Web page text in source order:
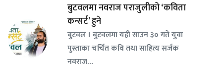
बुटवलमा नवराज पराजुलीको ‘कविता
कन्सर्ट’ हुने
बुटवल । बुटवलमा यही साउन ३० गते युवा
पुस्ताका चर्चित कवि तथा साहित्य सर्जक
नवराज…